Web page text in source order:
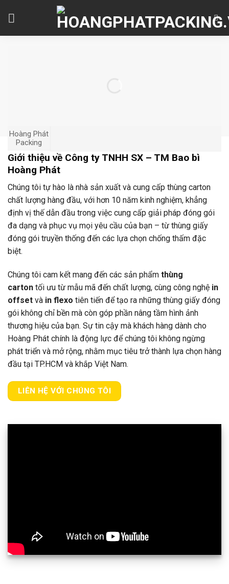
Hoàng Phát
Packing
Giới thiệu về Công ty TNHH SX – TM Bao bì
Hoàng Phát
Chúng tôi tự hào là nhà sản xuất và cung cấp thùng carton
chất lượng hàng đầu, với hơn 10 năm kinh nghiệm, khẳng
định vị thế dẫn đầu trong việc cung cấp giải pháp đóng gói
đa dạng và phục vụ mọi yêu cầu của bạn – từ thùng giấy
đóng gói truyền thống đến các lựa chọn chống thấm đặc
biệt.
Chúng tôi cam kết mang đến các sản phẩm thùng
carton tối ưu từ mẫu mã đến chất lượng, cùng công nghệ in
offset và in flexo tiên tiến để tạo ra những thùng giấy đóng
gói không chỉ bền mà còn góp phần nâng tầm hình ảnh
thương hiệu của bạn. Sự tin cậy mà khách hàng dành cho
Hoàng Phát chính là động lực để chúng tôi không ngừng
phát triển và mở rộng, nhằm mục tiêu trở thành lựa chọn hàng
đầu tại TP.HCM và khắp Việt Nam.
LIÊN HỆ VỚI CHÚNG TÔI